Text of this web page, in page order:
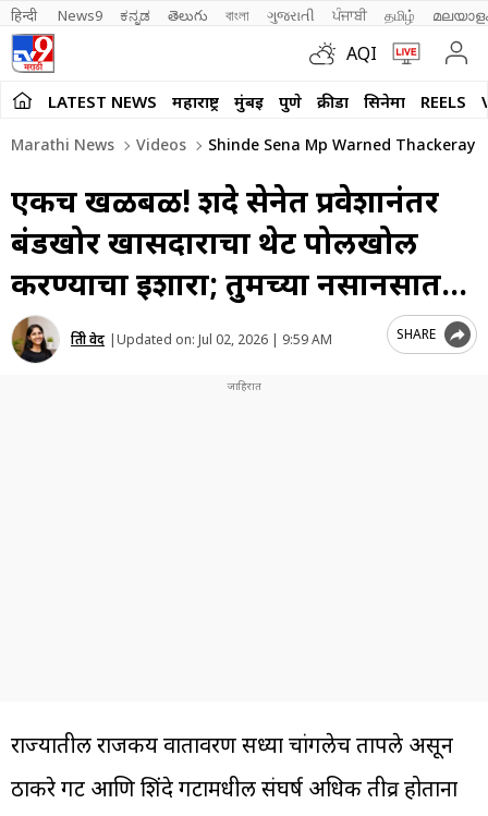
हिन्दी News9 ಕನ್ನಡ తెలుగు বাংলা ગુજરાતી ਪੰਜਾਬੀ தமிழ்
AQI
LATEST NEWS महाराष्ट्र मुंबई पुणे क्रीडा सिनेमा REELS
Marathi News Videos Shinde Sena Mp Warned Thackeray
एकच खळबळ! शिंदे सेनेत प्रवेशानंतर
बंडखोर खासदाराचा थेट पोलखोल
करण्याचा इशारा; तुमच्या नसानसात…
प्रिती वेद |Updated on: Jul 02, 2026 | 9:59 AM SHARE
राज्यातील राजकीय वातावरण सध्या चांगलेच तापले असून
ठाकरे गट आणि शिंदे गटामधील संघर्ष अधिक तीव्र होताना